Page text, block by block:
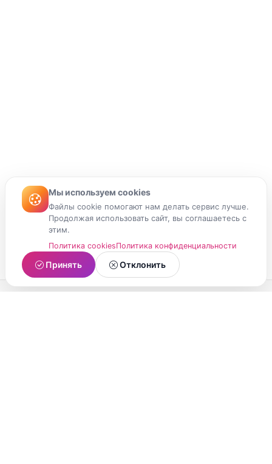
Мы используем cookies
Файлы cookie помогают нам делать сервис лучше.
Продолжая использовать сайт, вы соглашаетесь с
этим.
Политика cookiesПолитика конфиденциальности
Принять Отклонить